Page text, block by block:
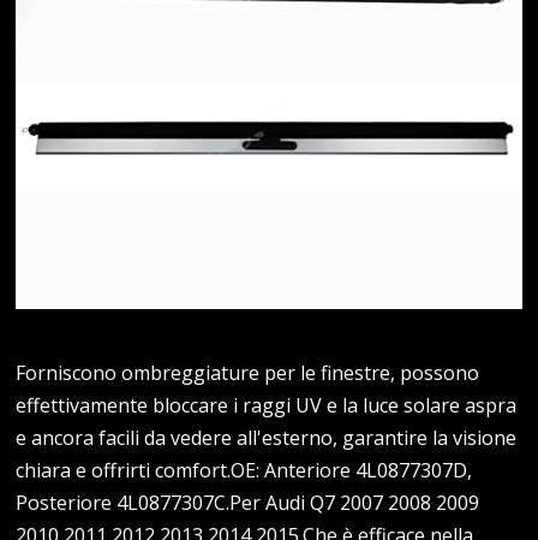
Forniscono ombreggiature per le finestre, possono
effettivamente bloccare i raggi UV e la luce solare aspra
e ancora facili da vedere all'esterno, garantire la visione
chiara e offrirti comfort.OE: Anteriore 4L0877307D,
Posteriore 4L0877307C.Per Audi Q7 2007 2008 2009